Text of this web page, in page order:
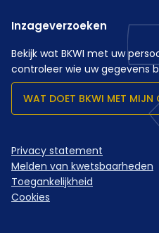
Inzageverzoeken
Bekijk wat BKWI met uw
controleer wie uw gegevens
WAT DOET BKWI MET MIJN
Privacy statement
Melden van kwetsbaarheden
Toegankelijkheid
Cookies